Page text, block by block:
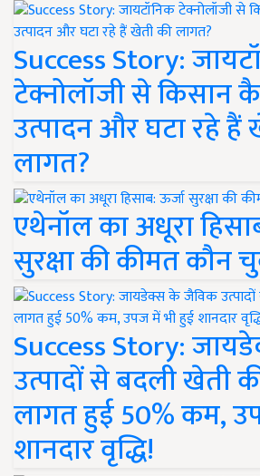
Success Story:
टेक्नोलॉजी से किसान
उत्पादन और घटा रहे हैं
लागत?
एथेनॉल का अधूरा
सुरक्षा की कीमत कौन
Success Story:
उत्पादों से बदली खेती
लागत हुई 50% कम,
शानदार वृद्धि!